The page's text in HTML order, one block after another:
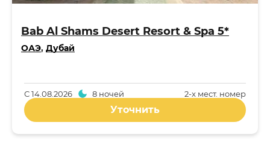
Bab Al Shams Desert Resort & Spa 5*
ОАЭ, Дубай
2-x мест. номер
С14.08.2026 8 ночей
Уточнить